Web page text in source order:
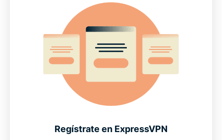
Regístrate en ExpressVPN